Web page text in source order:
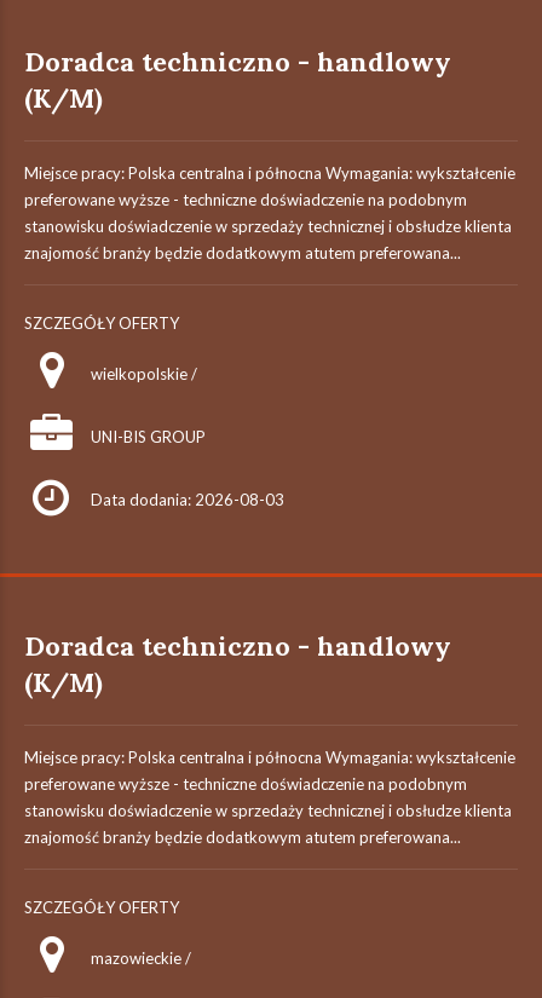
Doradca techniczno - handlowy
(K/M)
Miejsce pracy: Polska centralna i północna Wymagania: wykształcenie
preferowane wyższe - techniczne doświadczenie na podobnym
stanowisku doświadczenie w sprzedaży technicznej i obsłudze klienta
znajomość branży będzie dodatkowym atutem preferowana...
SZCZEGÓŁY OFERTY
wielkopolskie /
UNI-BIS GROUP
Data dodania: 2026-08-03
Doradca techniczno - handlowy
(K/M)
Miejsce pracy: Polska centralna i północna Wymagania: wykształcenie
preferowane wyższe - techniczne doświadczenie na podobnym
stanowisku doświadczenie w sprzedaży technicznej i obsłudze klienta
znajomość branży będzie dodatkowym atutem preferowana...
SZCZEGÓŁY OFERTY
mazowieckie /